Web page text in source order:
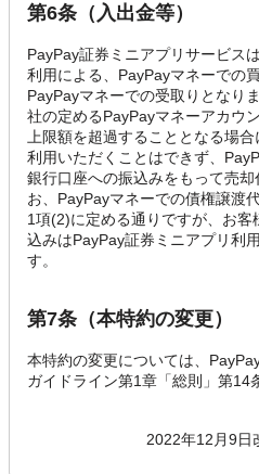
第6条（入出金等）
PayPay証券ミニアプリサービス
利用による、PayPayマネーでの
PayPayマネーでの受取りとなり
社の定めるPayPayマネーアカウ
上限額を超過することとなる場
利用いただくことはできず、
銀行口座への振込みをもって売
お、PayPayマネーでの債権譲渡
1項(2)に定める通りですが、お
込みはPayPay証券ミニアプリ利
す。
第7条（本特約の変更）
本特約の変更については、
ガイドライン第1章「総則」第14
2022年12月9日